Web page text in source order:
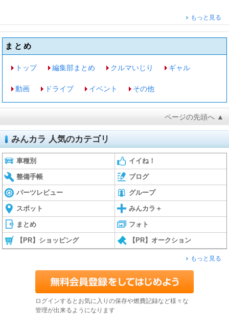
もっと見る
まとめ
トップ 編集部まとめ クルマいじり ギャル
動画 ドライブ イベント その他
ページの先頭へ ▲
みんカラ 人気のカテゴリ
車種別 イイね！
整備手帳 ブログ
パーツレビュー グループ
スポット みんカラ＋
まとめ フォト
【PR】ショッピング 【PR】オークション
もっと見る
ログインするとお気に入りの保存や燃費記録など様々な
管理が出来るようになります